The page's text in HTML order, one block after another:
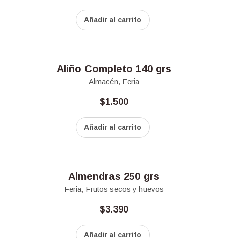
Añadir al carrito
Aliño Completo 140 grs
Almacén, Feria
$1.500
Añadir al carrito
Almendras 250 grs
Feria, Frutos secos y huevos
$3.390
Añadir al carrito